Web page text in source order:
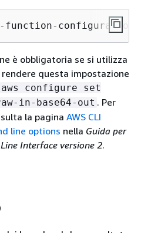
function-
è obbligatoria se si utilizza
rendere questa impostazione
aws configure set
in-base64-out . Per
la pagina AWS CLI
line options nella Guida per
Interface versione 2.